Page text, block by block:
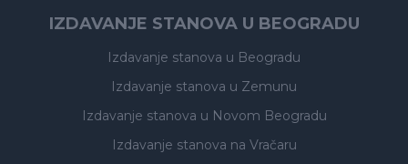
IZDAVANJE STANOVA U BEOGRADU
Izdavanje stanova u Beogradu
Izdavanje stanova u Zemunu
Izdavanje stanova u Novom Beogradu
Izdavanje stanova na Vračaru